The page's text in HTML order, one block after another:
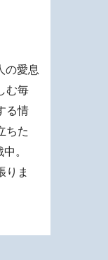
の愛息
む毎
る情
ちた
。
りま